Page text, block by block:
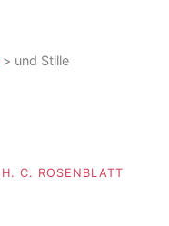
> und Stille
H. C. ROSENBLATT